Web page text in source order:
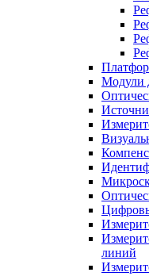
Модули
линий